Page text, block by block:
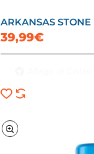
ARKANSAS STONE
39,99€